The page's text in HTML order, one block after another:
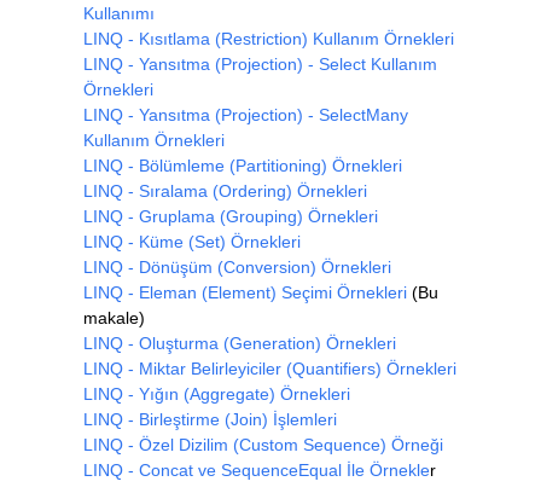
Kullanımı
LINQ - Kısıtlama (Restriction) Kullanım Örnekleri
LINQ - Yansıtma (Projection) - Select Kullanım
Örnekleri
LINQ - Yansıtma (Projection) - SelectMany
Kullanım Örnekleri
LINQ - Bölümleme (Partitioning) Örnekleri
LINQ - Sıralama (Ordering) Örnekleri
LINQ - Gruplama (Grouping) Örnekleri
LINQ - Küme (Set) Örnekleri
LINQ - Dönüşüm (Conversion) Örnekleri
LINQ - Eleman (Element) Seçimi Örnekleri (Bu
makale)
LINQ - Oluşturma (Generation) Örnekleri
LINQ - Miktar Belirleyiciler (Quantifiers) Örnekleri
LINQ - Yığın (Aggregate) Örnekleri
LINQ - Birleştirme (Join) İşlemleri
LINQ - Özel Dizilim (Custom Sequence) Örneği
LINQ - Concat ve SequenceEqual İle Örnekler